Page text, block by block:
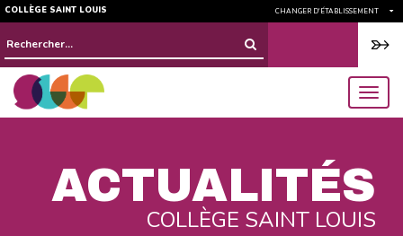
COLLÈGE SAINT LOUIS CHANGER D'ÉTABLISSEMENT
Rechercher :
menu
ACTUALITÉS
COLLÈGE SAINT LOUIS